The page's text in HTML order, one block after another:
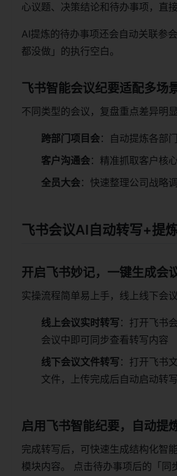
心议题、决策结论和待办事项，直
AI提炼的待办事项还会自动关联参
都没做」的执行空白。
飞书智能会议纪要适配多场
不同类型的会议，复盘重点差异明
跨部门项目会：自动提炼各部
客户沟通会：精准抓取客户核
全员大会：快速整理公司战略
飞书会议AI自动转写+提
开启飞书妙记，一键生成会
实操流程简单易上手，线上线下会议
线上会议实时转写 ：打开飞书
会议中即可同步查看转写内容
线下会议文件转写 ：打开飞书
文件，上传完成后自动启动转
启用飞书智能纪要，自动提
完成转写后，可快速生成结构化智
模块内容。 点击待办事项后的「同